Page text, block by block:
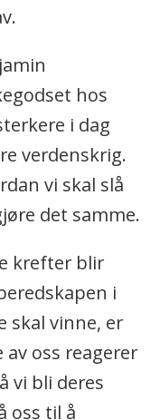
hos
i dag
verdenskrig.
vi skal slå
det samme.
krefter blir
i
skal vinne, er
av oss reagerer
vi bli deres
oss til å